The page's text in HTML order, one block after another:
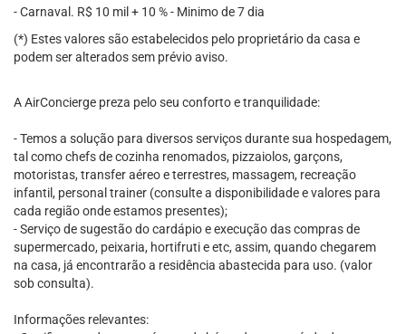
- Carnaval. R$ 10 mil + 10 % - Minimo de 7 dia
(*) Estes valores são estabelecidos pelo proprietário da casa e
podem ser alterados sem prévio aviso.
A AirConcierge preza pelo seu conforto e tranquilidade:
- Temos a solução para diversos serviços durante sua hospedagem,
tal como chefs de cozinha renomados, pizzaiolos, garçons,
motoristas, transfer aéreo e terrestres, massagem, recreação
infantil, personal trainer (consulte a disponibilidade e valores para
cada região onde estamos presentes);
- Serviço de sugestão do cardápio e execução das compras de
supermercado, peixaria, hortifruti e etc, assim, quando chegarem
na casa, já encontrarão a residência abastecida para uso. (valor
sob consulta).
Informações relevantes: